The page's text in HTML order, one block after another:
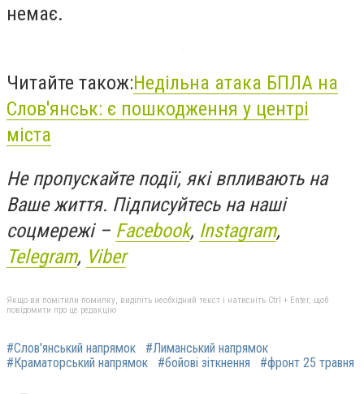
немає.
Читайте також:Недільна атака БПЛА на
Слов'янськ: є пошкодження у центрі
міста
Не пропускайте події, які впливають на
Ваше життя. Підписуйтесь на наші
соцмережі – Facebook, Instagram,
Telegram, Viber
Якщо ви помітили помилку, виділіть необхідний текст і натисніть Ctrl + Enter, щоб
повідомити про це редакцію
#Слов'янський напрямок
#Лиманський напрямок
#Краматорський напрямок
#бойові зіткнення #фронт 25 травня